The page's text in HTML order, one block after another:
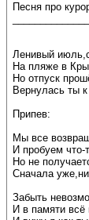
Песня про
Ленивый
На пляже в
Но отпуск
Вернулась ты
Припев:
Мы все
И пробуем что-
Но не
Сначала
Забыть
И в памяти всё